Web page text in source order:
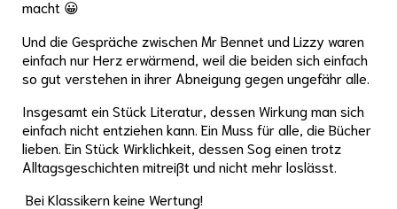
macht 😀
Und die Gespräche zwischen Mr Bennet und Lizzy waren
einfach nur Herz erwärmend, weil die beiden sich einfach
so gut verstehen in ihrer Abneigung gegen ungefähr alle.
Insgesamt ein Stück Literatur, dessen Wirkung man sich
einfach nicht entziehen kann. Ein Muss für alle, die Bücher
lieben. Ein Stück Wirklichkeit, dessen Sog einen trotz
Alltagsgeschichten mitreißt und nicht mehr loslässt.
Bei Klassikern keine Wertung!